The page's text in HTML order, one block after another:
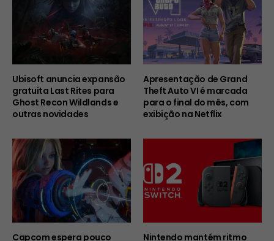
Ubisoft anuncia expansão
gratuita Last Rites para
Ghost Recon Wildlands e
outras novidades
Apresentação de Grand
Theft Auto VI é marcada
para o final do mês, com
exibição na Netflix
Capcom espera pouco Nintendo mantém ritmo